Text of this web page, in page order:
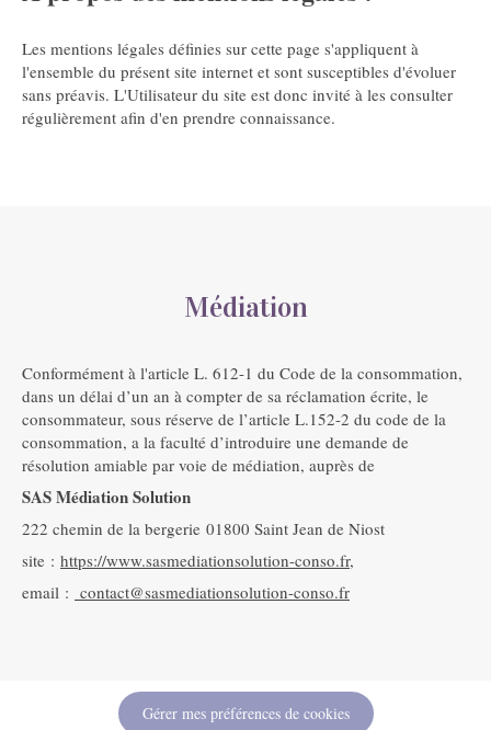
Les mentions légales définies sur cette page s'appliquent à
l'ensemble du présent site internet et sont susceptibles d'évoluer
sans préavis. L'Utilisateur du site est donc invité à les consulter
régulièrement afin d'en prendre connaissance.
Médiation
Conformément à l'article L. 612-1 du Code de la consommation,
dans un délai d’un an à compter de sa réclamation écrite, le
consommateur, sous réserve de l’article L.152-2 du code de la
consommation, a la faculté d’introduire une demande de
résolution amiable par voie de médiation, auprès de
SAS Médiation Solution
222 chemin de la bergerie 01800 Saint Jean de Niost
site : https://www.sasmediationsolution-conso.fr,
email : contact@sasmediationsolution-conso.fr
Gérer mes préférences de cookies